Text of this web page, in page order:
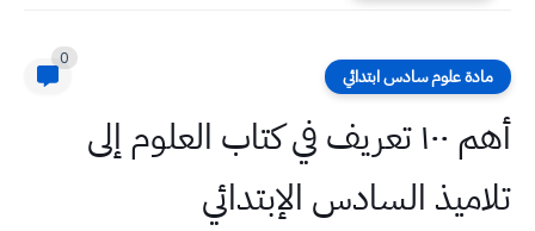
مادة علوم سادس ابتدائي
0
أهم ١٠٠ تعريف في كتاب العلوم إلى
تلاميذ السادس الإبتدائي